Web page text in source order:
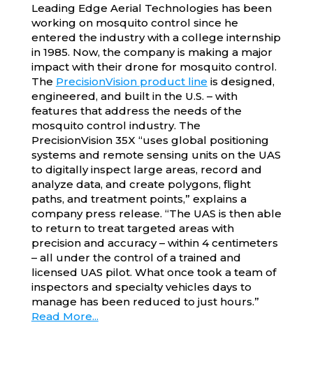
Leading Edge Aerial Technologies has been
working on mosquito control since he
entered the industry with a college internship
in 1985. Now, the company is making a major
impact with their drone for mosquito control.
The PrecisionVision product line is designed,
engineered, and built in the U.S. – with
features that address the needs of the
mosquito control industry. The
PrecisionVision 35X “uses global positioning
systems and remote sensing units on the UAS
to digitally inspect large areas, record and
analyze data, and create polygons, flight
paths, and treatment points,” explains a
company press release. “The UAS is then able
to return to treat targeted areas with
precision and accuracy – within 4 centimeters
– all under the control of a trained and
licensed UAS pilot. What once took a team of
inspectors and specialty vehicles days to
manage has been reduced to just hours.”
Read More...